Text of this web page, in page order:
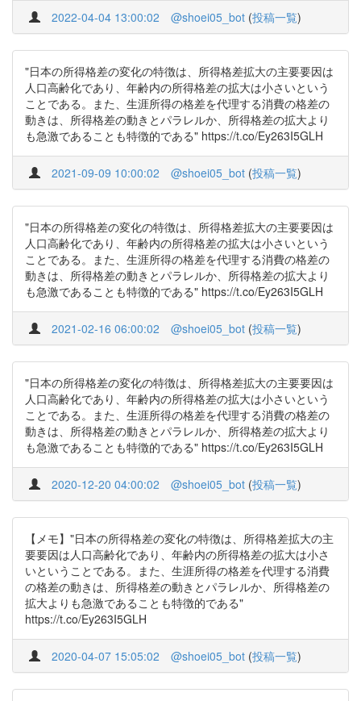
2022-04-04 13:00:02 @shoei05_bot (投稿一覧)
"日本の所得格差の変化の特徴は、所得格差拡大の主要要因は
人口高齢化であり、年齢内の所得格差の拡大は小さいという
ことである。また、生涯所得の格差を代理する消費の格差の
動きは、所得格差の動きとパラレルか、所得格差の拡大より
も急激であることも特徴的である" https://t.co/Ey263I5GLH
2021-09-09 10:00:02 @shoei05_bot (投稿一覧)
"日本の所得格差の変化の特徴は、所得格差拡大の主要要因は
人口高齢化であり、年齢内の所得格差の拡大は小さいという
ことである。また、生涯所得の格差を代理する消費の格差の
動きは、所得格差の動きとパラレルか、所得格差の拡大より
も急激であることも特徴的である" https://t.co/Ey263I5GLH
2021-02-16 06:00:02 @shoei05_bot (投稿一覧)
"日本の所得格差の変化の特徴は、所得格差拡大の主要要因は
人口高齢化であり、年齢内の所得格差の拡大は小さいという
ことである。また、生涯所得の格差を代理する消費の格差の
動きは、所得格差の動きとパラレルか、所得格差の拡大より
も急激であることも特徴的である" https://t.co/Ey263I5GLH
2020-12-20 04:00:02 @shoei05_bot (投稿一覧)
【メモ】"日本の所得格差の変化の特徴は、所得格差拡大の主
要要因は人口高齢化であり、年齢内の所得格差の拡大は小さ
いということである。また、生涯所得の格差を代理する消費
の格差の動きは、所得格差の動きとパラレルか、所得格差の
拡大よりも急激であることも特徴的である"
https://t.co/Ey263I5GLH
2020-04-07 15:05:02 @shoei05_bot (投稿一覧)